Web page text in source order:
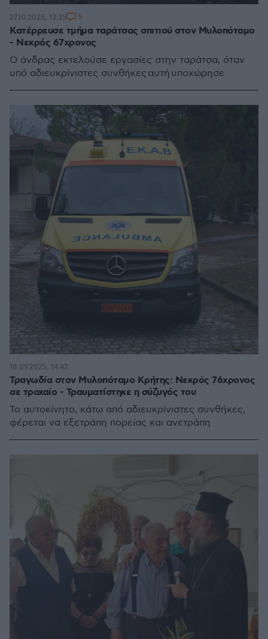
Κατέρρευσε τμήμα ταράτσας σπιτιού στον Μυλοπόταμο
- Νεκρός 67χρονος
Ο άνδρας εκτελούσε εργασίες στην ταράτσα, όταν
υπό αδιευκρίνιστες συνθήκες αυτή υποχώρησε
27.10.2025, 13:35 5
Τραγωδία στον Μυλοπόταμο Κρήτης: Νεκρός 76χρονος
σε τροχαίο - Τραυματίστηκε η σύζυγός του
Το αυτοκίνητο, κάτω από αδιευκρίνιστες συνθήκες,
φέρεται να εξετράπη πορείας και ανετράπη
18.09.2025, 14:42